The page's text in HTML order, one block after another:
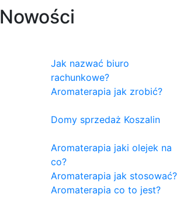
Nowości
Jak nazwać biuro
rachunkowe?
Aromaterapia jak zrobić?
Domy sprzedaż Koszalin
Aromaterapia jaki olejek na
co?
Aromaterapia jak stosować?
Aromaterapia co to jest?